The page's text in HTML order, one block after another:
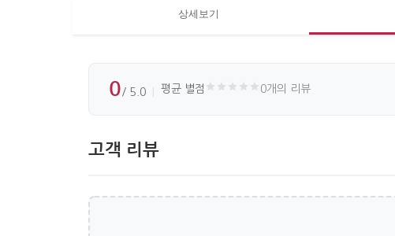
상세보기
0 / 5.0 평균 별점 0개의 리뷰
고객 리뷰